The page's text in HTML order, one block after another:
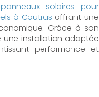
panneaux solaires pour
à Coutras offrant une
Grâce à son
une installation adaptée
performance et